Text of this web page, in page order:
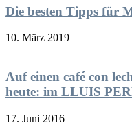
Die besten Tipps für
10. März 2019
Auf einen café con
heute: im LLUIS
17. Juni 2016